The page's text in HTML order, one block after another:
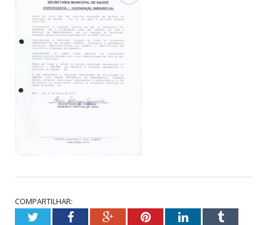
COMPARTILHAR:
TwitterFacebookGoogle+PinterestLinkedInTumblr